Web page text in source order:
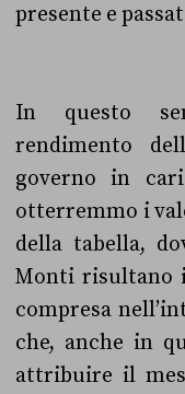
presente e
In questo
rendimento
governo in
otterremmo i
della tabella,
Monti risultano
compresa
che, anche in
attribuire il